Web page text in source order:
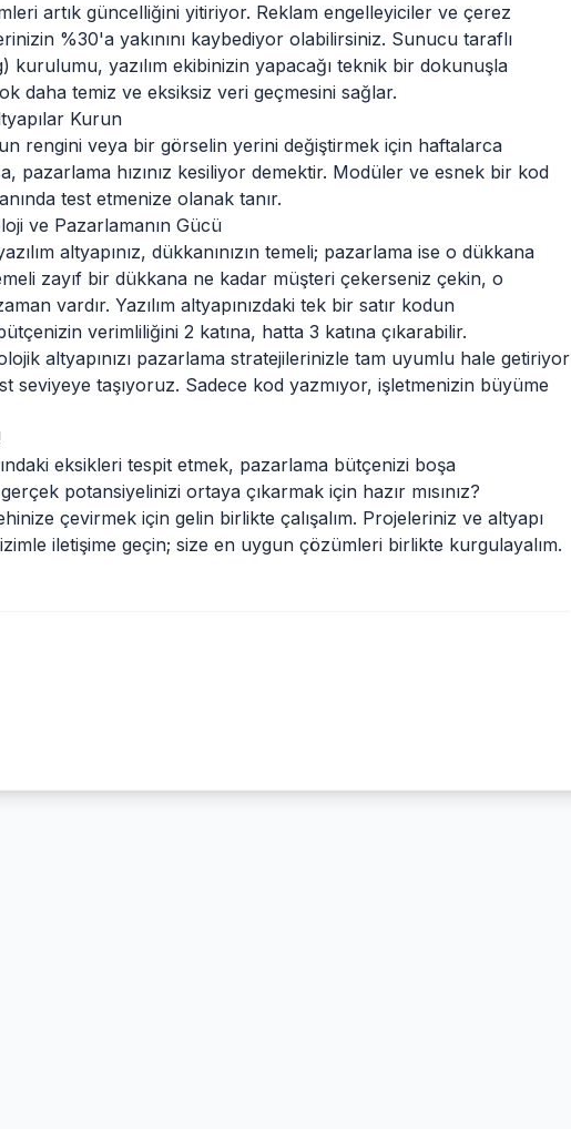
artık güncelliğini yitiriyor. Reklam engelleyiciler ve çerez
%30'a yakınını kaybediyor olabilirsiniz. Sunucu taraflı
kurulumu, yazılım ekibinizin yapacağı teknik bir dokunuşla
daha temiz ve eksiksiz veri geçmesini sağlar.
Kurun
rengini veya bir görselin yerini değiştirmek için haftalarca
pazarlama hızınız kesiliyor demektir. Modüler ve esnek bir kod
test etmenize olanak tanır.
ve Pazarlamanın Gücü
altyapınız, dükkanınızın temeli; pazarlama ise o dükkana
zayıf bir dükkana ne kadar müşteri çekerseniz çekin, o
vardır. Yazılım altyapınızdaki tek bir satır kodun
verimliliğini 2 katına, hatta 3 katına çıkarabilir.
altyapınızı pazarlama stratejilerinizle tam uyumlu hale getiriyor
seviyeye taşıyoruz. Sadece kod yazmıyor, işletmenizin büyüme
eksikleri tespit etmek, pazarlama bütçenizi boşa
potansiyelinizi ortaya çıkarmak için hazır mısınız?
çevirmek için gelin birlikte çalışalım. Projeleriniz ve altyapı
iletişime geçin; size en uygun çözümleri birlikte kurgulayalım.